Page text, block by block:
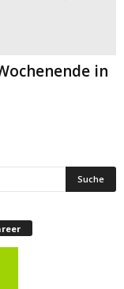
in